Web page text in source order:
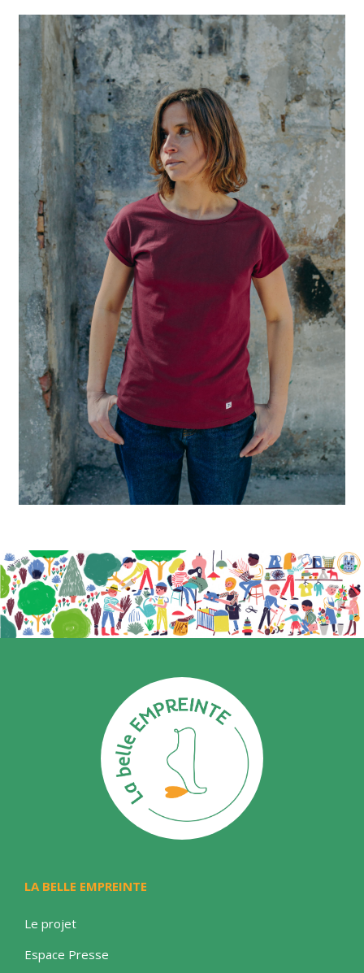
LA BELLE EMPREINTE
Le projet
Espace Presse